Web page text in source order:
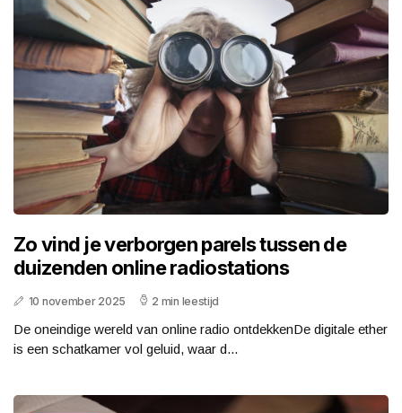
Zo vind je verborgen parels tussen de
duizenden online radiostations
10 november 2025 2 min leestijd
De oneindige wereld van online radio ontdekkenDe digitale ether
is een schatkamer vol geluid, waar d...